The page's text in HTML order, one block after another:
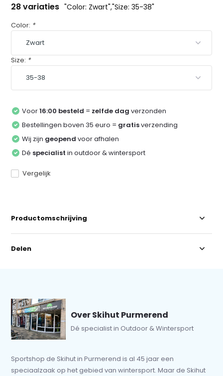
28 variaties "Color: Zwart","Size: 35-38"
Color: *
Size: *
Voor16:00 besteld = zelfde dag verzonden
Bestellingen boven 35 euro = gratisverzending
Wij zijn geopend voor afhalen
Dé specialist in outdoor & wintersport
Vergelijk
Productomschrijving
Delen
Over Skihut Purmerend
Dé specialist in Outdoor & Wintersport
Sportshop de Skihut in Purmerend is al 45 jaar een
speciaalzaak op het gebied van wintersport. Maar de Skihut